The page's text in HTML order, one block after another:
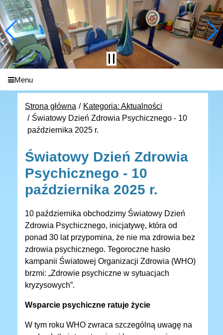
Menu
Strona główna
Kategoria: Aktualności
Światowy Dzień Zdrowia Psychicznego - 10
października 2025 r.
Światowy Dzień Zdrowia
Psychicznego - 10
października 2025 r.
10 października obchodzimy Światowy Dzień
Zdrowia Psychicznego, inicjatywę, która od
ponad 30 lat przypomina, że nie ma zdrowia bez
zdrowia psychicznego. Tegoroczne hasło
kampanii Światowej Organizacji Zdrowia (WHO)
brzmi: „Zdrowie psychiczne w sytuacjach
kryzysowych”.
Wsparcie psychiczne ratuje życie
W tym roku WHO zwraca szczególną uwagę na